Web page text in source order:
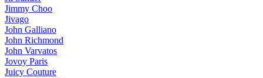
Jimmy Choo
Jivago
John Galliano
John Richmond
John Varvatos
Jovoy Paris
Juicy Couture